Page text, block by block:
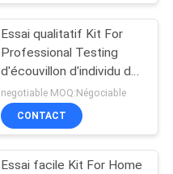
Essai qualitatif Kit For
Professional Testing
d'écouvillon d'individu de
Covid 19
negotiable MOQ:Négociable
CONTACT
Essai facile Kit For Home